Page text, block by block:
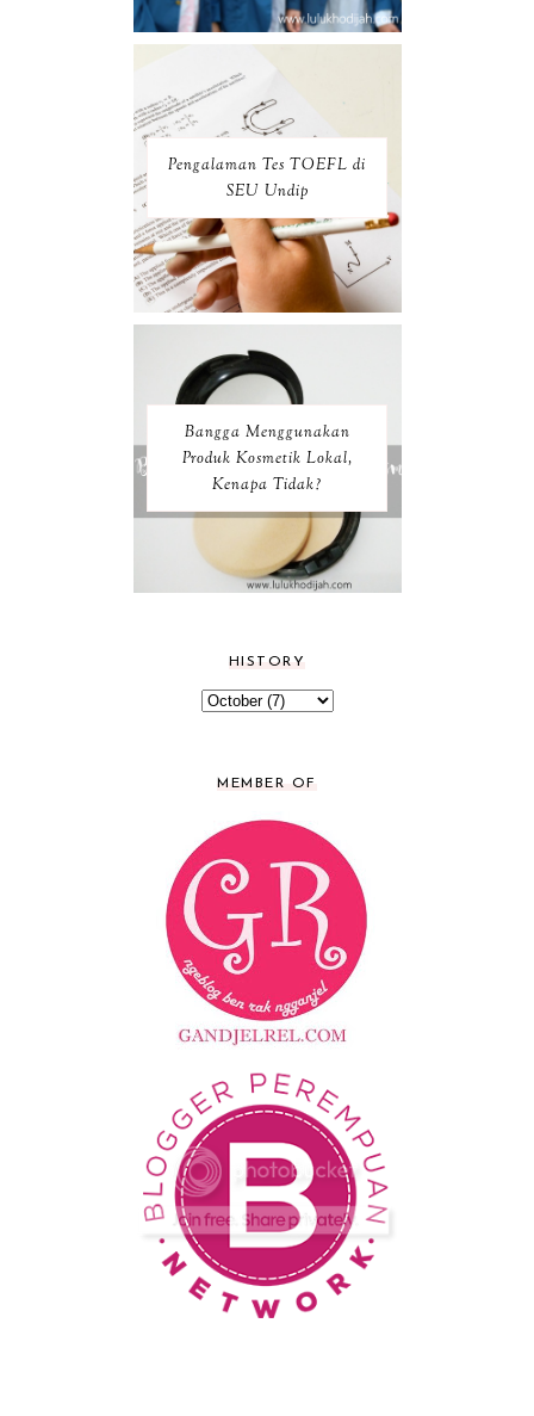
Pengalaman Tes TOEFL di
SEU Undip
Bangga Menggunakan
Produk Kosmetik Lokal,
Kenapa Tidak?
HISTORY
MEMBER OF